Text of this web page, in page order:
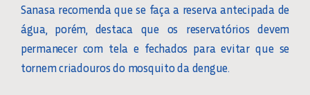
Sanasa recomenda que se faça a reserva antecipada de
água, porém, destaca que os reservatórios devem
permanecer com tela e fechados para evitar que se
tornem criadouros do mosquito da dengue.